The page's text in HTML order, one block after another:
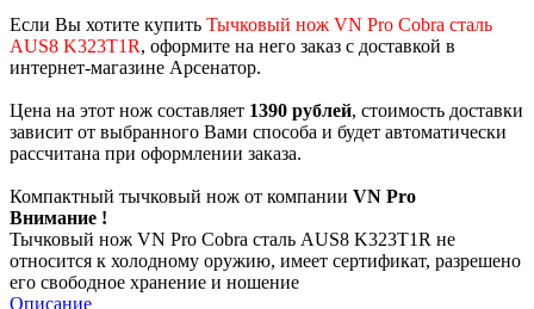
Если Вы хотите купить Тычковый нож VN Pro Cobra сталь
AUS8 K323T1R, оформите на него заказ с доставкой в
интернет-магазине Арсенатор.
Цена на этот нож составляет 1390 рублей, стоимость доставки
зависит от выбранного Вами способа и будет автоматически
рассчитана при оформлении заказа.
Компактный тычковый нож от компании VN Pro
Внимание !
Тычковый нож VN Pro Cobra сталь AUS8 K323T1R не
относится к холодному оружию, имеет сертификат, разрешено
его свободное хранение и ношение
Описание